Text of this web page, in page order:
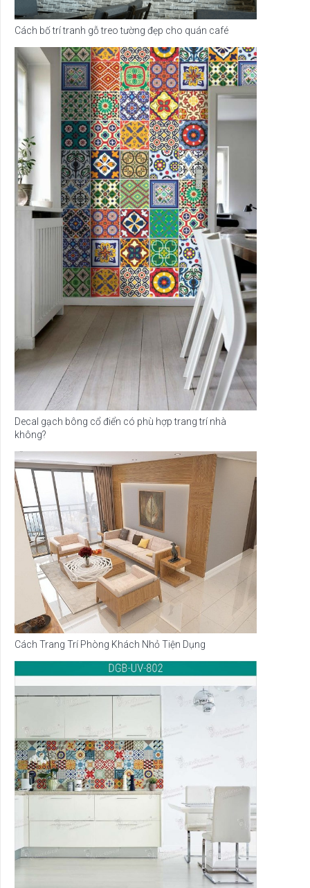
Cách bố trí tranh gỗ treo tường đẹp cho quán café
Decal gạch bông cổ điển có phù hợp trang trí nhà
không?
Cách Trang Trí Phòng Khách Nhỏ Tiện Dụng